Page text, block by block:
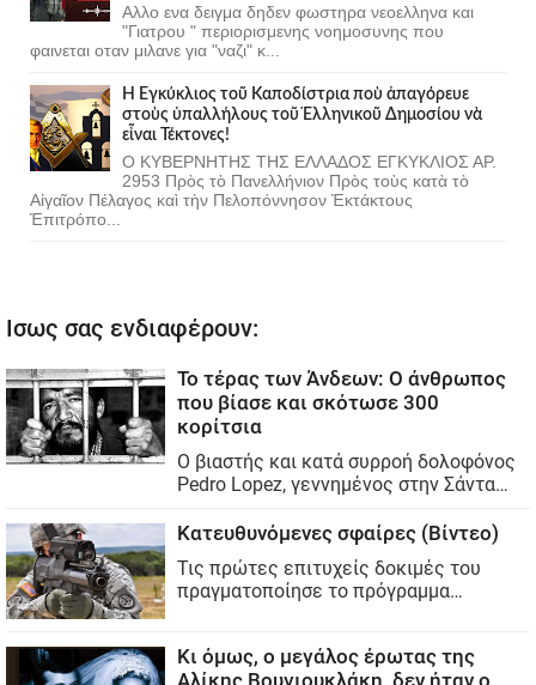
Αλλο ενα δειγμα δηδεν φωστηρα νεοελληνα και
"Γιατρου " περιορισμενης νοημοσυνης που
φαινεται οταν μιλανε για "ναζι" κ...
Ἡ Ἐγκύκλιος τοῦ Καποδίστρια ποὺ ἀπαγόρευε
στοὺς ὑπαλλήλους τοῦ Ἑλληνικοῦ Δημοσίου νὰ
εἶναι Τέκτονες!
Ο ΚΥΒΕΡΝΗΤΗΣ ΤΗΣ ΕΛΛΑΔΟΣ ΕΓΚΥΚΛΙΟΣ ΑΡ.
2953 Πρὸς τὸ Πανελλήνιον Πρὸς τοὺς κατὰ τὸ
Αἰγαῖον Πέλαγος καὶ τὴν Πελοπόννησον Ἐκτάκτους
Ἐπιτρόπο...